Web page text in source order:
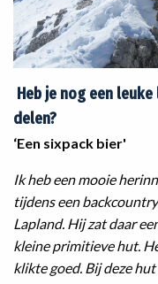
Heb je nog een
delen?
‘Een sixpack bier'
Ik heb een mooie
tijdens een
Lapland. Hij zat daar
kleine primitieve hut.
klikte goed. Bij deze